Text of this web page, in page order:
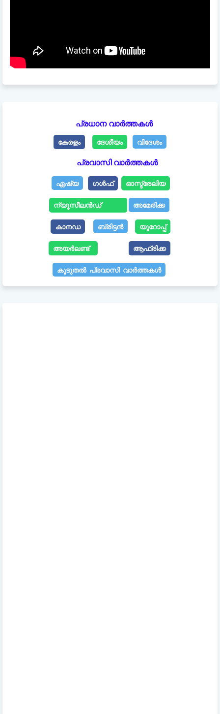
പ്രധാന വാർത്തകൾ
കേരളം ദേശീയം വിദേശം
പ്രവാസി വാർത്തകൾ
ഏഷ്യ ഗൾഫ് ഓസ്ട്രേലിയ
ന്യൂസീലൻഡ് അമേരിക്ക
കാനഡ ബ്രിട്ടൻ യൂറോപ്പ്
അയർലണ്ട് ആഫ്രിക്ക
കൂടുതൽ പ്രവാസി വാർത്തകൾ